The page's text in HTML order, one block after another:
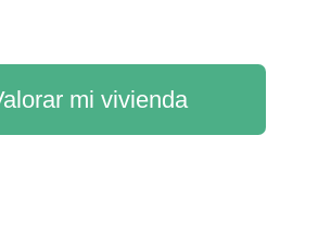
mi vivienda